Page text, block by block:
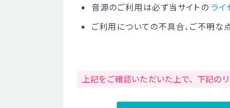
音源のご利用は必ず当サイトの ライ
ご利用についての不具合、ご不明な
上記をご確認いただいた上で、下記の